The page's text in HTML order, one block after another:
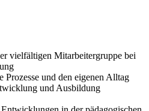
vielfältigen Mitarbeitergruppe bei
Prozesse und den eigenen Alltag
und Ausbildung